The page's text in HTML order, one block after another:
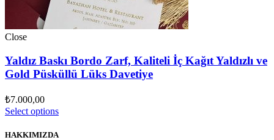
Close
Yaldız Baskı Bordo Zarf, Kaliteli İç Kağıt Yaldızlı ve
Gold Püsküllü Lüks Davetiye
₺7.000,00
Select options
HAKKIMIZDA